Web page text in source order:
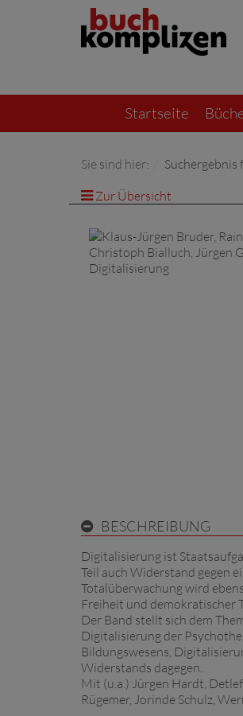
Startseite
Sie sind hier:
Suchergebnis
Zur Übersicht
BESCHREIBUNG
Digitalisierung ist
Teil auch Widerstand gegen
Totalüberwachung wird
Freiheit und demokratischer
Der Band stellt sich dem
Digitalisierung der
Bildungswesens,
Widerstands dagegen.
Mit (u.a.) Jürgen Hardt,
Rügemer, Jorinde Schulz,